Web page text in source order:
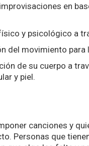
en
y psicológico a
del movimiento
de su cuerpo a
y piel.
canciones y
Personas que